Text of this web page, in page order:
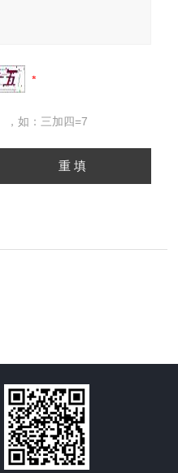
，如：三加四=7